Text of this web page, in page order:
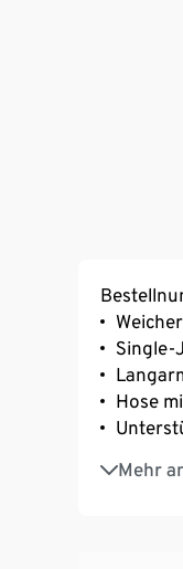
Single-
Hose
Mehr
Dieser